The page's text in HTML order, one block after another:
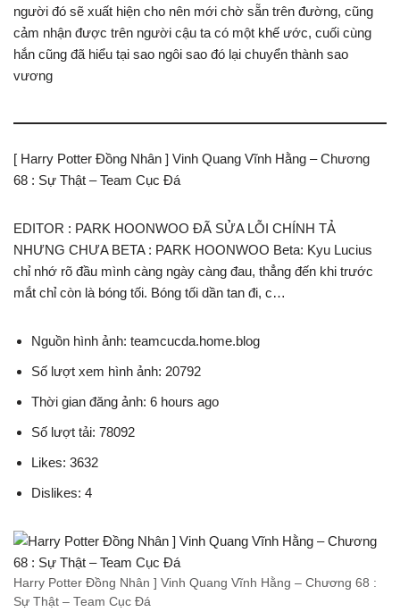
người đó sẽ xuất hiện cho nên mới chờ sẵn trên đường, cũng
cảm nhận được trên người cậu ta có một khế ước, cuối cùng
hắn cũng đã hiểu tại sao ngôi sao đó lại chuyển thành sao
vương
[ Harry Potter Đồng Nhân ] Vinh Quang Vĩnh Hằng – Chương
68 : Sự Thật – Team Cục Đá
EDITOR : PARK HOONWOO ĐÃ SỬA LỖI CHÍNH TẢ
NHƯNG CHƯA BETA : PARK HOONWOO Beta: Kyu Lucius
chỉ nhớ rõ đầu mình càng ngày càng đau, thẳng đến khi trước
mắt chỉ còn là bóng tối. Bóng tối dần tan đi, c…
Nguồn hình ảnh: teamcucda.home.blog
Số lượt xem hình ảnh: 20792
Thời gian đăng ảnh: 6 hours ago
Số lượt tải: 78092
Likes: 3632
Dislikes: 4
Harry Potter Đồng Nhân ] Vinh Quang Vĩnh Hằng – Chương 68 :
Sự Thật – Team Cục Đá